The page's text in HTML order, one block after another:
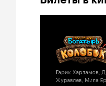
Гарик Харламов,
Журавлев, Мила